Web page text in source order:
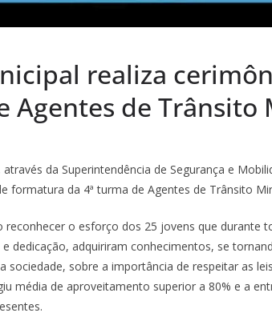
realiza
Agentes de Trânsito
da Superintendência de Segurança e
formatura da 4ª turma de Agentes de Trânsito
o esforço dos 25 jovens que durante
dedicação, adquiriram conhecimentos, se
sociedade, sobre a importância de respeitar as
média de aproveitamento superior a 80% e a